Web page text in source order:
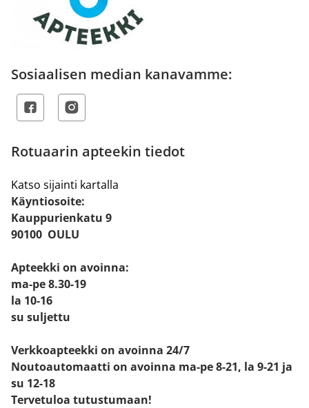
Sosiaalisen median kanavamme:
Rotuaarin apteekin tiedot
Katso sijainti kartalla
Käyntiosoite:
Kauppurienkatu 9
90100 OULU
Apteekki on avoinna:
ma-pe 8.30-19
la 10-16
su suljettu
Verkkoapteekki on avoinna 24/7
Noutoautomaatti on avoinna ma-pe 8-21, la 9-21 ja
su 12-18
Tervetuloa tutustumaan!